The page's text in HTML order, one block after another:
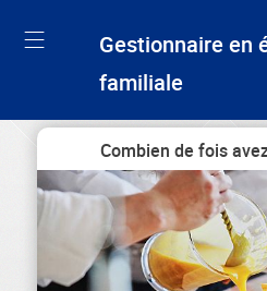
Gestionnaire en
familiale
Combien de fois